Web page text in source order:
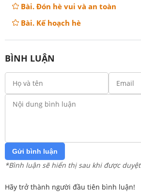
Bài. Đón hè vui và an toàn
Bài. Kế hoạch hè
BÌNH LUẬN
Gửi bình luận
*Bình luận sẽ hiển thị sau khi được duyệt
Hãy trở thành người đầu tiên bình luận!